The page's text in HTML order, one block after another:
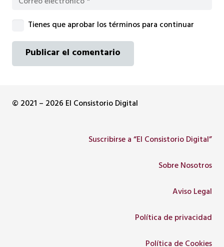
Tienes que aprobar los términos para continuar
Publicar el comentario
© 2021 – 2026 El Consistorio Digital
Suscribirse a “El Consistorio Digital”
Sobre Nosotros
Aviso Legal
Política de privacidad